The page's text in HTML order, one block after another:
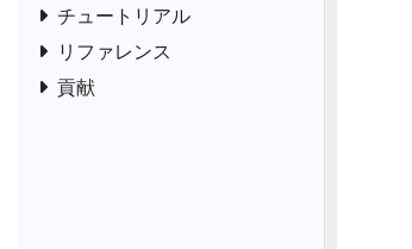
チュートリアル
リファレンス
貢献